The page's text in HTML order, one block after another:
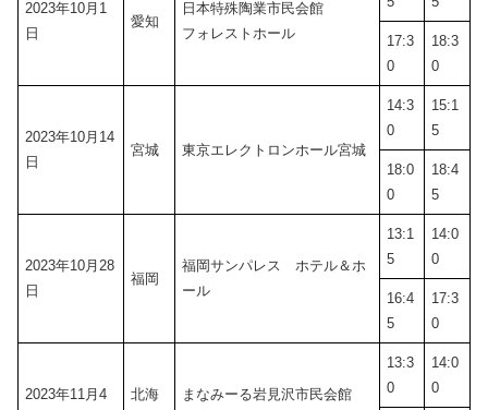
2023年10月1
日
愛知
日本特殊陶業市民会館
フォレストホール
17:3
0
18:3
0
2023年10月14
日
宮城 東京エレクトロンホール宮城
14:3
0
15:1
5
18:0
0
18:4
5
2023年10月28
日
福岡
福岡サンパレス ホテル＆ホ
ール
13:1
5
14:0
0
16:4
5
17:3
0
2023年11月4
北海
まなみーる岩見沢市民会館
13:3
0
14:0
0